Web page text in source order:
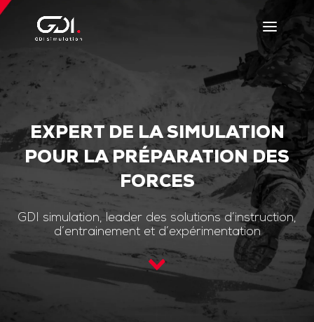
EXPERT DE LA SIMULATION
POUR LA PRÉPARATION DES
FORCES
GDI simulation, leader des solutions d’instruction,
d’entrainement et d’expérimentation